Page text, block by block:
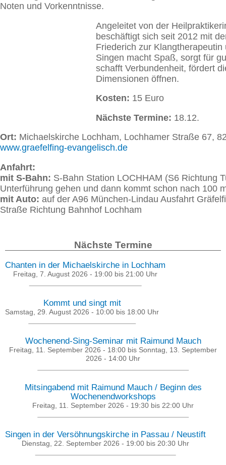
Noten und Vorkenntnisse.
Angeleitet von der
beschäftigt sich seit 2012 mit
Friederich zur
Singen macht Spaß, sorgt für
schafft Verbundenheit, fördert
Dimensionen öffnen.
Kosten: 15 Euro
Nächste Termine: 18.12.
Ort: Michaelskirche Lochham, Lochhamer Straße 67,
www.graefelfing-evangelisch.de
Anfahrt:
mit S-Bahn: S-Bahn Station LOCHHAM (S6 Richtung
Unterführung gehen und dann kommt schon nach 100
mit Auto: auf der A96 München-Lindau Ausfahrt
Straße Richtung Bahnhof Lochham
Nächste Termine
Chanten in der Michaelskirche in Lochham
Freitag, 7. August 2026 - 19:00 bis 21:00 Uhr
Kommt und singt mit
Samstag, 29. August 2026 - 10:00 bis 18:00 Uhr
Wochenend-Sing-Seminar mit Raimund Mauch
Freitag, 11. September 2026 - 18:00 bis Sonntag, 13. September
2026 - 14:00 Uhr
Mitsingabend mit Raimund Mauch / Beginn des
Wochenendworkshops
Freitag, 11. September 2026 - 19:30 bis 22:00 Uhr
Singen in der Versöhnungskirche in Passau / Neustift
Dienstag, 22. September 2026 - 19:00 bis 20:30 Uhr